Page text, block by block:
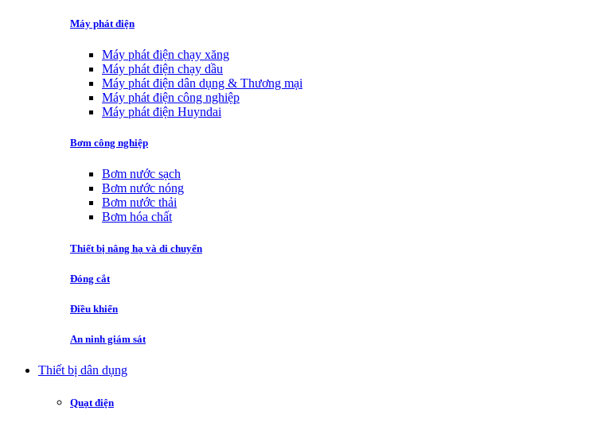
Máy phát điện
Máy phát điện chạy xăng
Máy phát điện chạy dầu
Máy phát điện dân dụng & Thương mại
Máy phát điện công nghiệp
Máy phát điện Huyndai
Bơm công nghiệp
Bơm nước sạch
Bơm nước nóng
Bơm nước thải
Bơm hóa chất
Thiết bị nâng hạ và di chuyển
Đóng cắt
Điều khiển
An ninh giám sát
Thiết bị dân dụng
Quạt điện